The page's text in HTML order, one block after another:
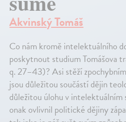
Akvinský Tomáš
Co nám kromě intelektuálního
poskytnout studium Tomášova
q. 27–43)? Asi stěží
jsou důležitou součástí dějin
důležitou úlohu v
onak ovlivnil politické dějiny